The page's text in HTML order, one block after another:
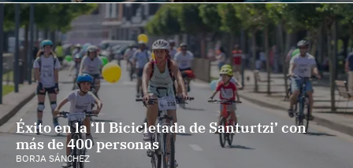
Éxito en la ‘II Bicicletada de Santurtzi’ con
más de 400 personas
BORJA SÁNCHEZ